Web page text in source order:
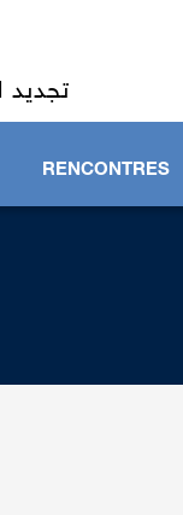
RENCONTRES